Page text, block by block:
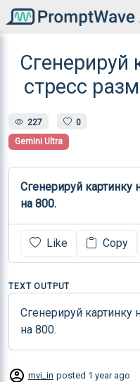
Сгенерируй
стресс
227 0
Gemini Ultra
Сгенерируй картинку
на 800.
Like Copy
TEXT OUTPUT
Сгенерируй картинку
на 800.
mvi_in posted 1 year ago